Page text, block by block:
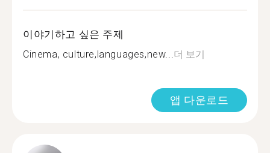
이야기하고 싶은 주제
Cinema, culture,languages,new...더 보기
앱 다운로드